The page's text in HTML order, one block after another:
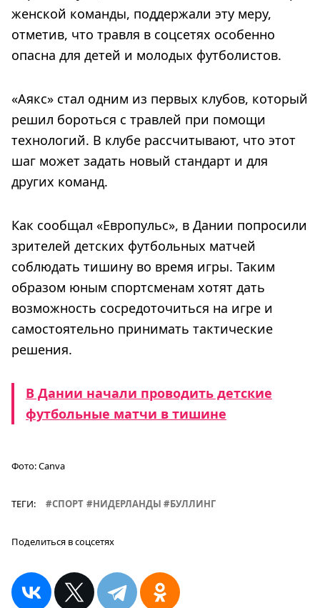
женской команды, поддержали эту меру,
отметив, что травля в соцсетях особенно
опасна для детей и молодых футболистов.
«Аякс» стал одним из первых клубов, который
решил бороться с травлей при помощи
технологий. В клубе рассчитывают, что этот
шаг может задать новый стандарт и для
других команд.
Как сообщал «Европульс», в Дании попросили
зрителей детских футбольных матчей
соблюдать тишину во время игры. Таким
образом юным спортсменам хотят дать
возможность сосредоточиться на игре и
самостоятельно принимать тактические
решения.
В Дании начали проводить детские
футбольные матчи в тишине
Фото:Canva
ТЕГИ: СПОРТ НИДЕРЛАНДЫ БУЛЛИНГ
Поделиться в соцсетях